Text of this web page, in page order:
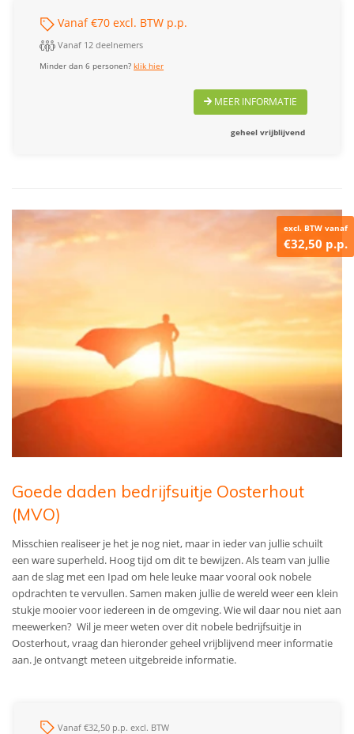
Vanaf €70 excl. BTW p.p.
Vanaf 12 deelnemers
Minder dan 6 personen?klik hier
MEER INFORMATIE
geheel vrijblijvend
excl. BTW vanaf
€32,50 p.p.
Goede daden bedrijfsuitje Oosterhout
(MVO)
Misschien realiseer je het je nog niet, maar in ieder van jullie schuilt
een ware superheld. Hoog tijd om dit te bewijzen. Als team van jullie
aan de slag met een Ipad om hele leuke maar vooral ook nobele
opdrachten te vervullen. Samen maken jullie de wereld weer een klein
stukje mooier voor iedereen in de omgeving. Wie wil daar nou niet aan
meewerken? Wil je meer weten over dit nobele bedrijfsuitje in
Oosterhout, vraag dan hieronder geheel vrijblijvend meer informatie
aan. Je ontvangt meteen uitgebreide informatie.
Vanaf €32,50 p.p. excl. BTW